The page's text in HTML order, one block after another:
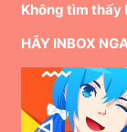
Không tìm thấy
HÃY INBOX